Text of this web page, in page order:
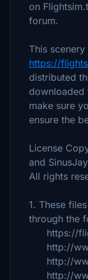
on
forum.
This
https://
distributed
downloaded
make sure
ensure the
License
and
All rights
1. These
through the
https://
http://
http://
http://